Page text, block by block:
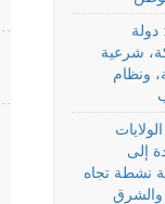
دولة
شرعية
ونظام
إلى
نشطة تجاه
والشرق